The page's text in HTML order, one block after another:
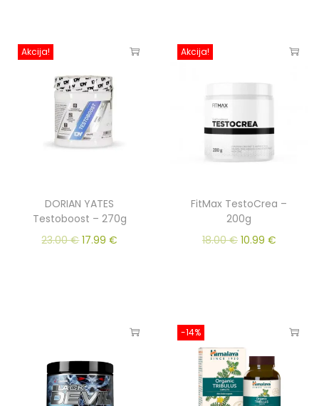
Akcija!
DORIAN YATES
Testoboost – 270g
23.00€ 17.99€
Akcija!
FitMax TestoCrea –
200g
18.00€ 10.99 €
-14%